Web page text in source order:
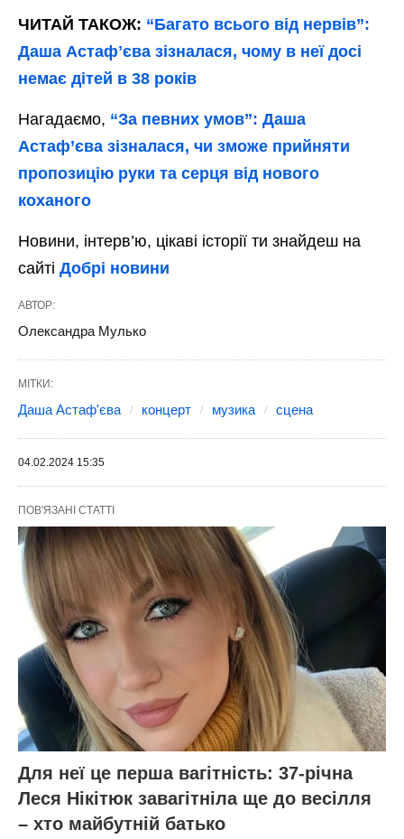
ЧИТАЙ ТАКОЖ: “Багато всього від нервів”:
Даша Астафʼєва зізналася, чому в неї досі
немає дітей в 38 років
Нагадаємо, “За певних умов”: Даша
Астаф’єва зізналася, чи зможе прийняти
пропозицію руки та серця від нового
коханого
Новини, інтерв’ю, цікаві історії ти знайдеш на
сайті Добрі новини
АВТОР:
Олександра Мулько
МІТКИ:
Даша Астаф'єва концерт музика сцена
04.02.2024 15:35
ПОВ'ЯЗАНІ СТАТТІ
Для неї це перша вагітність: 37-річна
Леся Нікітюк завагітніла ще до весілля
– хто майбутній батько